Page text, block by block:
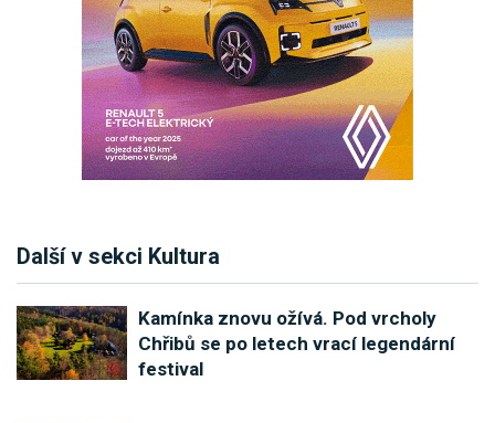
Další v sekci Kultura
Kamínka znovu ožívá. Pod vrcholy
Chřibů se po letech vrací legendární
festival